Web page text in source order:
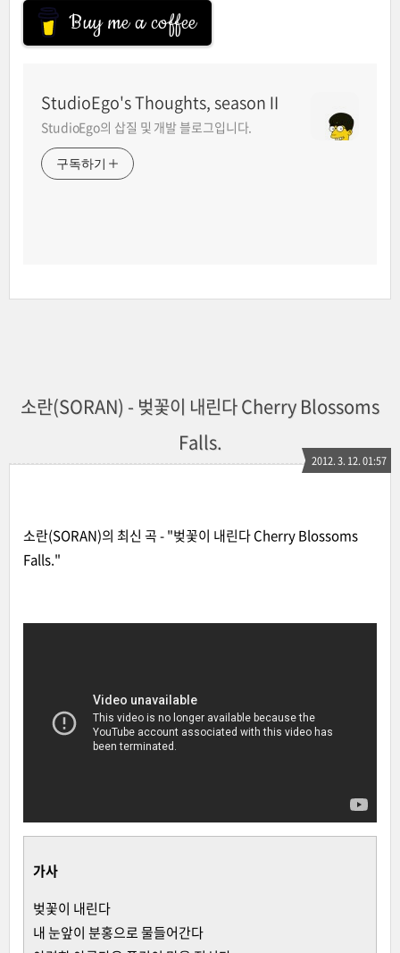
Buy me a coffee
StudioEgo's Thoughts, seasonⅡ
StudioEgo의 삽질 및 개발 블로그입니다.
구독하기
소란(SORAN) - 벚꽃이 내린다 Cherry Blossoms
Falls.
2012. 3. 12. 01:57
소란(SORAN)의 최신 곡 - "벚꽃이 내린다 Cherry Blossoms
Falls."
가사
벚꽃이 내린다
내 눈앞이 분홍으로 물들어간다